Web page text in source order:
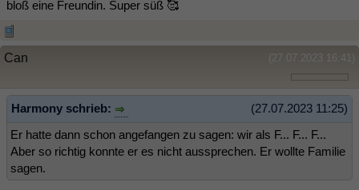
bloß eine Freundin. Super süß 🥰
(27.07.2023 16:41)
Can
(27.07.2023 11:25)
Harmony schrieb:
Er hatte dann schon angefangen zu sagen: wir als F... F... F...
Aber so richtig konnte er es nicht aussprechen. Er wollte Familie
sagen.